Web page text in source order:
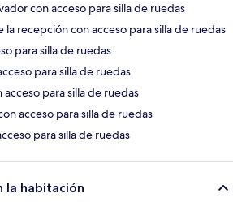
con acceso para silla de ruedas
la recepción con acceso para silla de ruedas
para silla de ruedas
para silla de ruedas
acceso para silla de ruedas
acceso para silla de ruedas
para silla de ruedas
la habitación